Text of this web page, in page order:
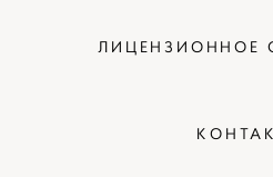
ЛИЦЕНЗИОННОЕ